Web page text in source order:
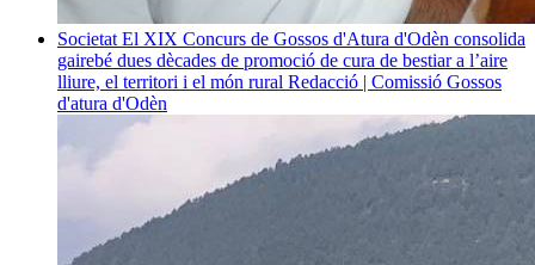
Societat El XIX Concurs de Gossos d'Atura d'Odèn consolida
gairebé dues dècades de promoció de cura de bestiar a l’aire
lliure, el territori i el món rural Redacció | Comissió Gossos
d'atura d'Odèn